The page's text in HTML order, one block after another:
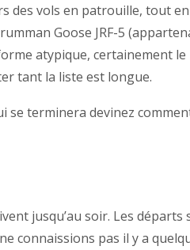
des vols en patrouille, tout
Goose JRF-5
atypique, certainement le
tant la liste est longue.
se terminera devinez
jusqu’au soir. Les départs
connaissions pas il y a